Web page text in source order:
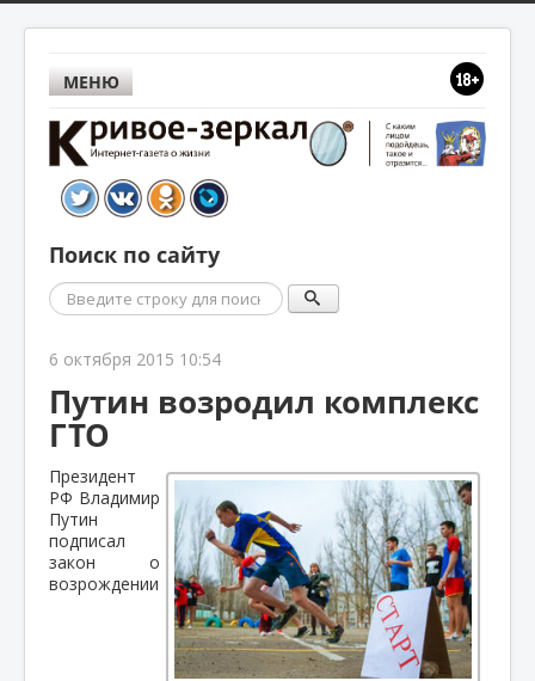
МЕНЮ
Поиск по сайту
Поиск
6 октября 2015 10:54
Путин возродил комплекс
ГТО
Президент
РФ Владимир
Путин
подписал
закон о
возрождении